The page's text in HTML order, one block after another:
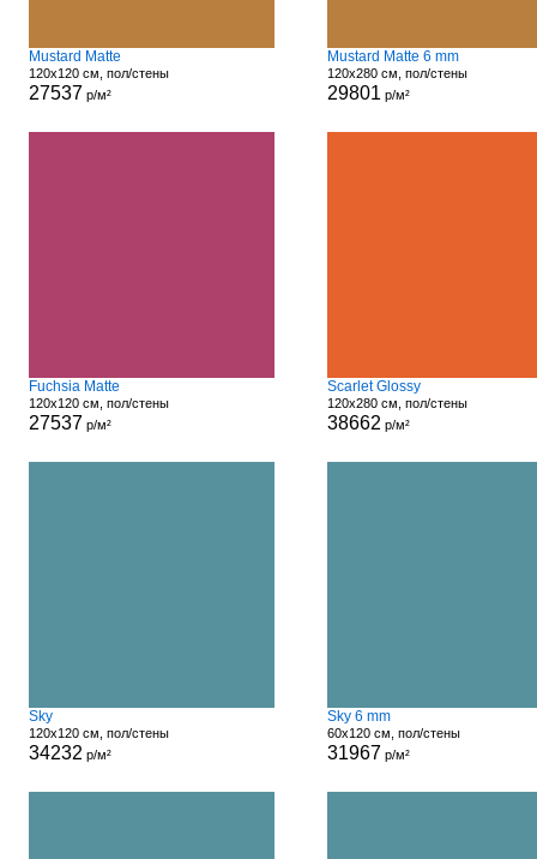
Mustard Matte
120x120 см, пол/стены
27537 р/м²
Mustard Matte 6 mm
120x280 см, пол/стены
29801 р/м²
Fuchsia Matte
120x120 см, пол/стены
27537 р/м²
Scarlet Glossy
120x280 см, пол/стены
38662 р/м²
Sky
120x120 см, пол/стены
34232 р/м²
Sky 6 mm
60x120 см, пол/стены
31967 р/м²